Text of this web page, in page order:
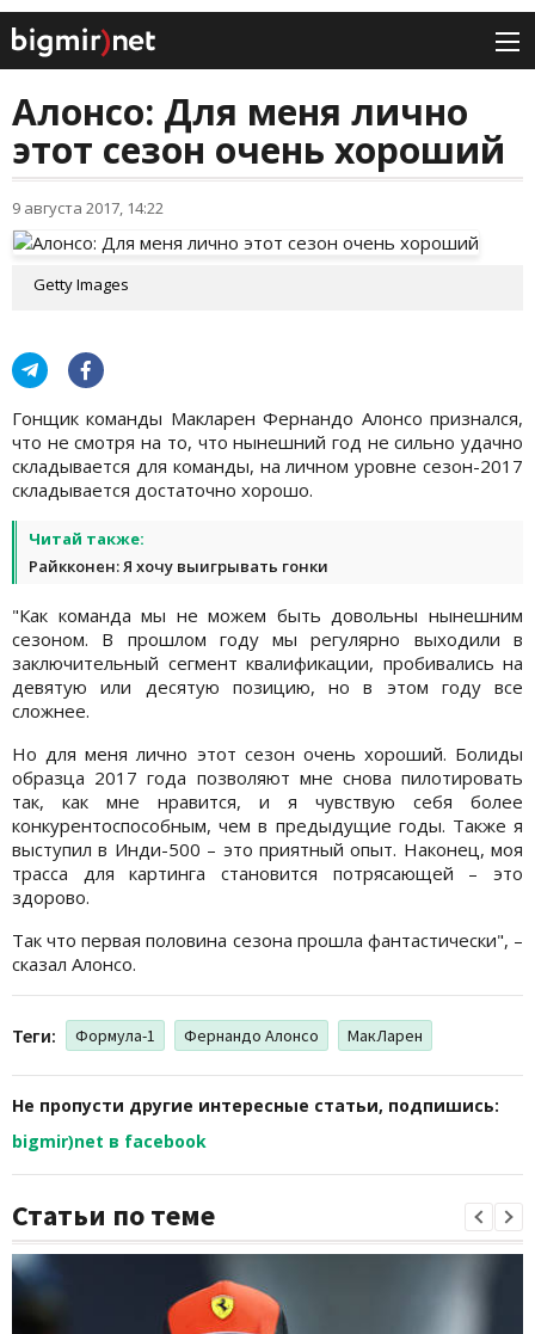
Алонсо: Для меня лично
этот сезон очень хороший
9 августа 2017, 14:22
Getty Images
Гонщик команды Макларен Фернандо Алонсо признался,
что не смотря на то, что нынешний год не сильно удачно
складывается для команды, на личном уровне сезон-2017
складывается достаточно хорошо.
Читай также:
Райкконен: Я хочу выигрывать гонки
"Как команда мы не можем быть довольны нынешним
сезоном. В прошлом году мы регулярно выходили в
заключительный сегмент квалификации, пробивались на
девятую или десятую позицию, но в этом году все
сложнее.
Но для меня лично этот сезон очень хороший. Болиды
образца 2017 года позволяют мне снова пилотировать
так, как мне нравится, и я чувствую себя более
конкурентоспособным, чем в предыдущие годы. Также я
выступил в Инди-500 – это приятный опыт. Наконец, моя
трасса для картинга становится потрясающей – это
здорово.
Так что первая половина сезона прошла фантастически", –
сказал Алонсо.
Теги: Формула-1 Фернандо Алонсо МакЛарен
Не пропусти другие интересные статьи, подпишись:
bigmir)net в facebook
Статьи по теме